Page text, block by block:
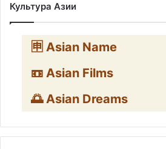
Культура Азии
🈸 Asian Name
📼 Asian Films
🌅 Asian Dreams